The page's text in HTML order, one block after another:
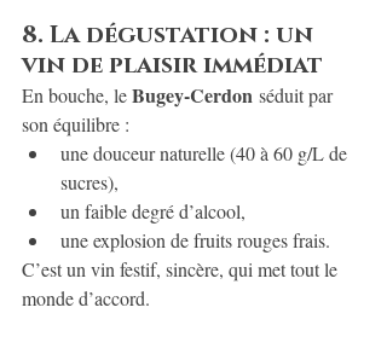
8. La dégustation : un
vin de plaisir immédiat
En bouche, le Bugey-Cerdon séduit par
son équilibre :
une douceur naturelle (40 à 60 g/L de
sucres),
un faible degré d’alcool,
une explosion de fruits rouges frais.
C’est un vin festif, sincère, qui met tout le
monde d’accord.